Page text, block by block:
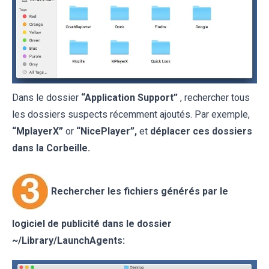
Dans le dossier “Application Support” , rechercher tous
les dossiers suspects récemment ajoutés. Par exemple,
“MplayerX” or “NicePlayer”, et déplacer ces dossiers
dans la Corbeille.
Rechercher les fichiers générés par le
logiciel de publicité dans le dossier
~/Library/LaunchAgents: